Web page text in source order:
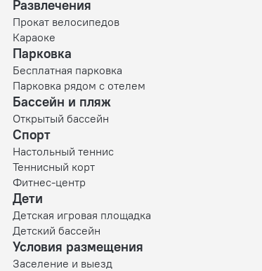
Развлечения
Прокат велосипедов
Караоке
Парковка
Бесплатная парковка
Парковка рядом с отелем
Бассейн и пляж
Открытый бассейн
Спорт
Настольный теннис
Теннисный корт
Фитнес-центр
Дети
Детская игровая площадка
Детский бассейн
Условия размещения
Заселение и выезд